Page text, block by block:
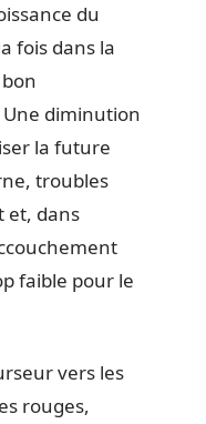
du
fois dans la
diminution
la future
troubles
et, dans
faible pour le
vers les
rouges,